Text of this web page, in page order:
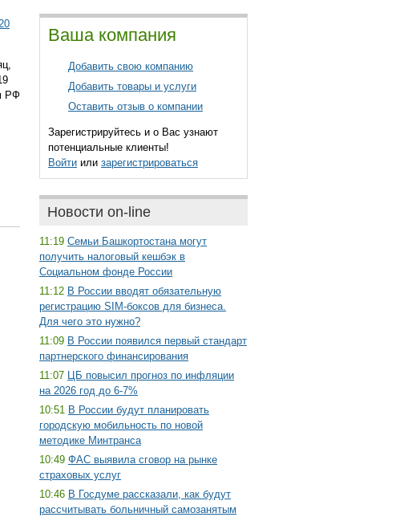
РФ
Ваша компания
Добавить свою компанию
Добавить товары и услуги
Оставить отзыв о компании
Зарегистрируйтесь и о Вас узнают
потенциальные клиенты!
Войти или зарегистрироваться
Новости on-line
11:19 Семьи Башкортостана могут
получить налоговый кешбэк в
Социальном фонде России
11:12 В России вводят обязательную
регистрацию SIM-боксов для бизнеса.
Для чего это нужно?
11:09 В России появился первый стандарт
партнерского финансирования
11:07 ЦБ повысил прогноз по инфляции
на 2026 год до 6-7%
10:51 В России будут планировать
городскую мобильность по новой
методике Минтранса
10:49 ФАС выявила сговор на рынке
страховых услуг
10:46 В Госдуме рассказали, как будут
рассчитывать больничный самозанятым